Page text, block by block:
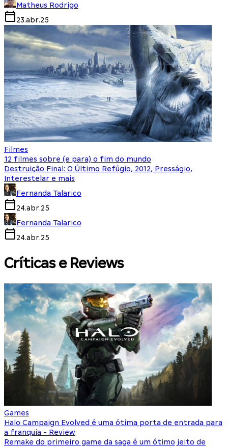
Matheus Rodrigo
23.abr.25
Filmes
12 filmes sobre (e para) o fim do mundo
Destruição Final: O Último Refúgio, 2012, Presságio,
Interestelar e mais
Fernanda Talarico
24.abr.25
Fernanda Talarico
24.abr.25
Críticas e Reviews
Games
Halo Campaign Evolved é uma ótima porta de entrada para
a franquia - Review
Remake do primeiro game da saga é um ótimo jeito de